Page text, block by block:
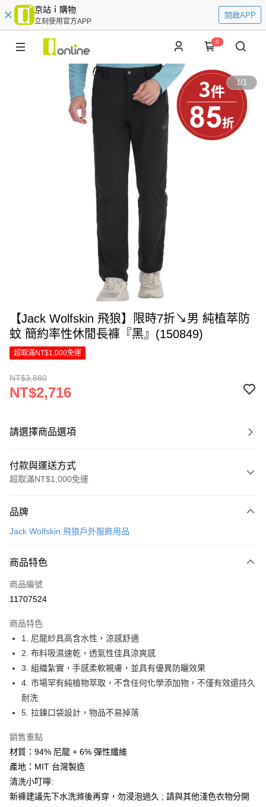
京站ｉ購物
立刻使用官方APP
開啟APP
0
1/1
【Jack Wolfskin 飛狼】限時7折↘男 純植萃防
蚊 簡約率性休閒長褲『黑』(150849)
超取滿NT$1,000免運
NT$3,880
NT$2,716
請選擇商品選項
付款與運送方式
超取滿NT$1,000免運
信用卡一次付款
Apple Pay
街口支付
Google Pay
全盈+PAY
大哥付你分期
相關說明
【大哥付你分期使用說明】
1.本服務由台灣大哥大提供，台灣大哥大用戶可立即使用無須另外申請。
流程，驗證手機門號後，選擇欲分期的期數、繳款截止日，確認付款後即完
成交易。
3.實際核准額度、可分期數及費用金額請依後續交易確認頁面所載為準。
4.訂單成立30分鐘內，如未前往確認交易或遇審核未通過，訂單將自動取
消。如遇「轉專審核」未通過狀況，表示未達大哥付你分期系統評分，恕無
法說明評估內容。
【繳款方式說明】
AFTEE先享後付
【關於「AFTEE先享後付」】
AFTEE先享後付是「在收到商品之後才付款」的支付方式。 讓您購物簡單
１．簡單：不需註冊會員、不需綁卡、不需儲值。
２．便利：只要手機號碼，簡訊認證，即可結帳。
３．安心：先確認商品／服務後，再付款。
ATM付款
運送方式
付款後全家取貨
品牌
Jack Wolfskin 飛狼戶外服飾用品
商品特色
商品編號
11707524
商品特色
1. 尼龍紗具高含水性，涼感舒適
2. 布料吸濕速乾，透氣性佳具涼爽感
3. 組織紮實，手感柔軟親膚，並具有優異防曬效果
4. 市場罕有純植物萃取，不含任何化學添加物，不僅有效還持久
耐洗
5. 拉鍊口袋設計，物品不易掉落
銷售重點
材質：94% 尼龍 + 6% 彈性纖維
產地：MIT 台灣製造
清洗小叮嚀:
新褲建議先下水洗滌後再穿，勿浸泡過久 ; 請與其他淺色衣物分開